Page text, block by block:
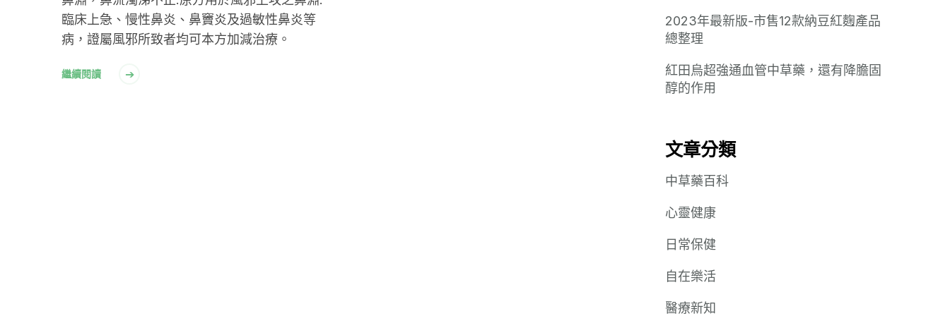
臨床上急、慢性鼻炎、鼻竇炎及過敏性鼻炎等
病，證屬風邪所致者均可本方加減治療。
繼續閱讀
2023年最新版-市售12款納豆紅麴產品
總整理
紅田烏超強通血管中草藥，還有降膽固
醇的作用
文章分類
中草藥百科
心靈健康
日常保健
自在樂活
醫療新知